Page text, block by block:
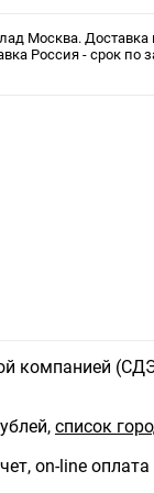
Москва.
Россия - срок по
компанией
список
on-line оплата